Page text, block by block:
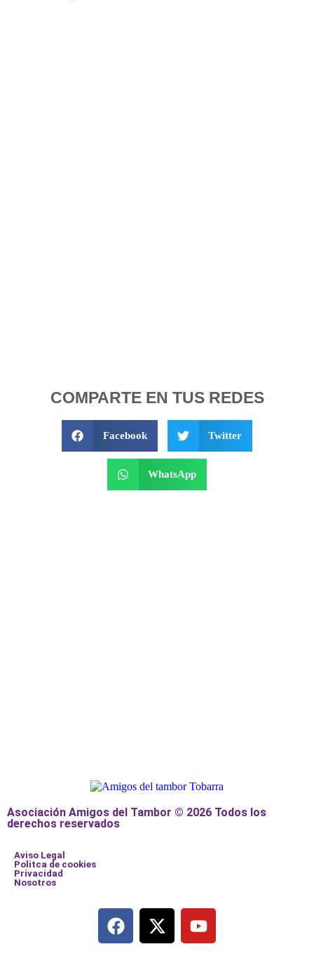
COMPARTE EN TUS REDES
Facebook Twitter
WhatsApp
Asociación Amigos del Tambor © 2026 Todos los
derechos reservados
Aviso Legal
Politca de cookies
Privacidad
Nosotros